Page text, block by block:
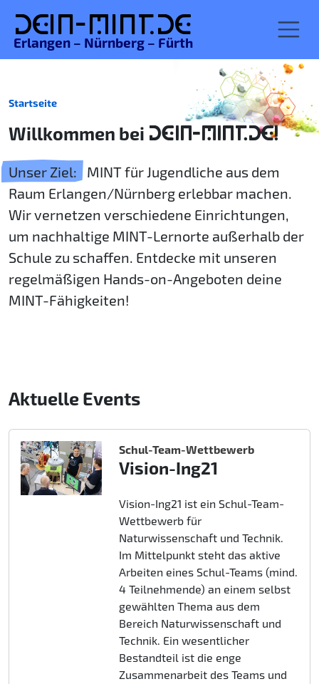
Dein-MINT.de
Erlangen – Nürnberg – Fürth
Startseite
Willkommen bei DEIN-MINT.DE!
Unser Ziel:
MINT für Jugendliche aus dem
Raum Erlangen/Nürnberg erlebbar machen.
Wir vernetzen verschiedene Einrichtungen,
um nachhaltige MINT-Lernorte außerhalb der
Schule zu schaffen. Entdecke mit unseren
regelmäßigen Hands-on-Angeboten deine
MINT-Fähigkeiten!
Aktuelle Events
Schul-Team-Wettbewerb
Vision-Ing21
Vision-Ing21 ist ein Schul-Team-
Wettbewerb für
Naturwissenschaft und Technik.
Im Mittelpunkt steht das aktive
Arbeiten eines Schul-Teams (mind.
4 Teilnehmende) an einem selbst
gewählten Thema aus dem
Bereich Naturwissenschaft und
Technik. Ein wesentlicher
Bestandteil ist die enge
Zusammenarbeit des Teams und